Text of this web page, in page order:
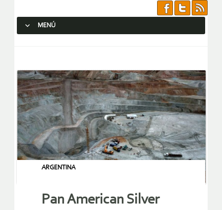
MENÚ
ARGENTINA
Pan American Silver